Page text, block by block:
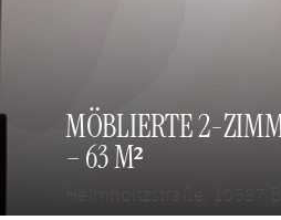
MÖBLIERTE 2-
– 63 M²
Helmholtzstraße, 10587